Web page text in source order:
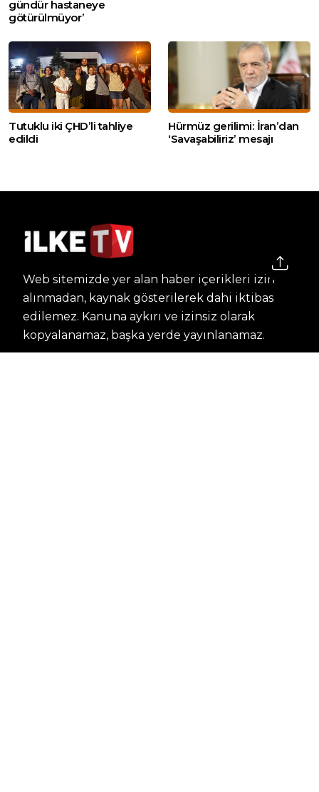
gündür hastaneye
götürülmüyor’
Tutuklu iki ÇHD’li tahliye
edildi
Hürmüz gerilimi: İran’dan
‘Savaşabiliriz’ mesajı
Web sitemizde yer alan haber içerikleri izin
alınmadan, kaynak gösterilerek dahi iktibas
edilemez. Kanuna aykırı ve izinsiz olarak
kopyalanamaz, başka yerde yayınlanamaz.